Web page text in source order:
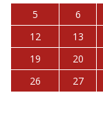
5
6
12
13
19
20
26
27